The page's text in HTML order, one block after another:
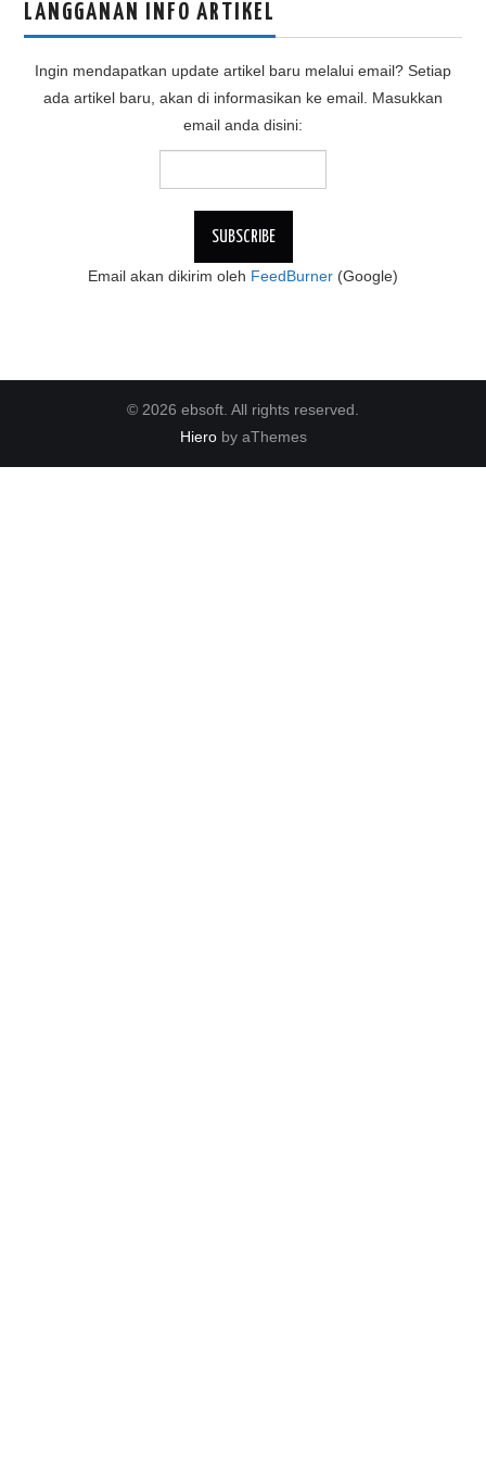
LANGGANAN INFO ARTIKEL
Ingin mendapatkan update artikel baru melalui email? Setiap
ada artikel baru, akan di informasikan ke email. Masukkan
email anda disini:
Email akan dikirim oleh FeedBurner (Google)
© 2026 ebsoft. All rights reserved.
Hieroby aThemes